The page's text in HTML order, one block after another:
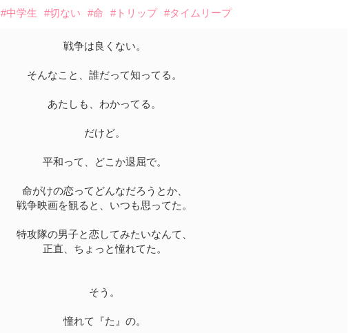
#中学生 #切ない #命 #トリップ #タイムリープ
戦争は良くない。
そんなこと、誰だって知ってる。
あたしも、わかってる。
だけど。
平和って、どこか退屈で。
命がけの恋ってどんなだろうとか、
戦争映画を観ると、いつも思ってた。
特攻隊の男子と恋してみたいなんて、
正直、ちょっと憧れてた。
そう。
憧れて『た』の。